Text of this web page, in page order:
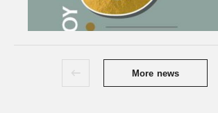
More news